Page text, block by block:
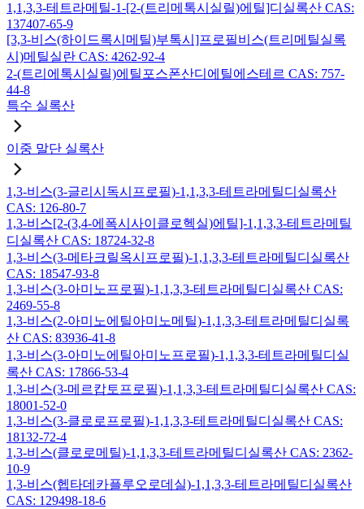
1,1,3,3-테트라메틸-1-[2-(트리메톡시실릴)에틸]디실록산 CAS:
137407-65-9
[3,3-비스(하이드록시메틸)부톡시]프로필비스(트리메틸실록
시)메틸실란 CAS: 4262-92-4
2-(트리에톡시실릴)에틸포스폰산디에틸에스테르 CAS: 757-
44-8
특수 실록산
이중 말단 실록산
1,3-비스(3-글리시독시프로필)-1,1,3,3-테트라메틸디실록산
CAS: 126-80-7
1,3-비스[2-(3,4-에폭시사이클로헥실)에틸]-1,1,3,3-테트라메틸
디실록산 CAS: 18724-32-8
1,3-비스(3-메타크릴옥시프로필)-1,1,3,3-테트라메틸디실록산
CAS: 18547-93-8
1,3-비스(3-아미노프로필)-1,1,3,3-테트라메틸디실록산 CAS:
2469-55-8
1,3-비스(2-아미노에틸아미노메틸)-1,1,3,3-테트라메틸디실록
산 CAS: 83936-41-8
1,3-비스(3-아미노에틸아미노프로필)-1,1,3,3-테트라메틸디실
록산 CAS: 17866-53-4
1,3-비스(3-메르캅토프로필)-1,1,3,3-테트라메틸디실록산 CAS:
18001-52-0
1,3-비스(3-클로로프로필)-1,1,3,3-테트라메틸디실록산 CAS:
18132-72-4
1,3-비스(클로로메틸)-1,1,3,3-테트라메틸디실록산 CAS: 2362-
10-9
1,3-비스(헵타데카플루오로데실)-1,1,3,3-테트라메틸디실록산
CAS: 129498-18-6